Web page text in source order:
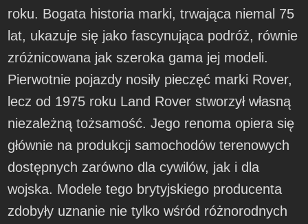
roku. Bogata historia marki, trwająca niemal 75
lat, ukazuje się jako fascynująca podróż, równie
zróżnicowana jak szeroka gama jej modeli.
Pierwotnie pojazdy nosiły pieczęć marki Rover,
lecz od 1975 roku Land Rover stworzył własną
niezależną tożsamość. Jego renoma opiera się
głównie na produkcji samochodów terenowych
dostępnych zarówno dla cywilów, jak i dla
wojska. Modele tego brytyjskiego producenta
zdobyły uznanie nie tylko wśród różnorodnych